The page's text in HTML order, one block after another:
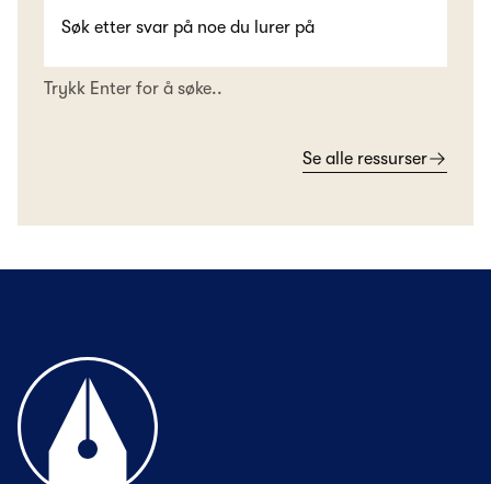
Trykk Enter for å søke..
Se alle ressurser
Til forsiden